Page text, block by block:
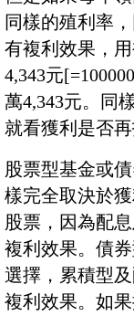
同樣的殖利率
有複利效果，
4,343元
萬4,343元。同
就看獲利是否再
股票型基金或
樣完全取決於
股票，因為配
複利效果。債
選擇，累積型
複利效果。如